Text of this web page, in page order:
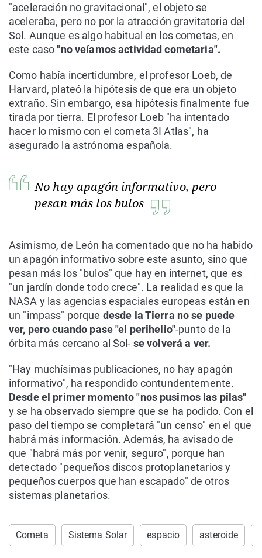
"aceleración no gravitacional", el objeto se
aceleraba, pero no por la atracción gravitatoria del
Sol. Aunque es algo habitual en los cometas, en
este caso"no veíamos actividad cometaria".
Como había incertidumbre, el profesor Loeb, de
Harvard, plateó la hipótesis de que era un objeto
extraño. Sin embargo, esa hipótesis finalmente fue
tirada por tierra. El profesor Loeb "ha intentado
hacer lo mismo con el cometa 3I Atlas", ha
asegurado la astrónoma española.
No hay apagón informativo, pero
pesan más los bulos
Asimismo, de León ha comentado que no ha habido
un apagón informativo sobre este asunto, sino que
pesan más los "bulos" que hay en internet, que es
"un jardín donde todo crece". La realidad es que la
NASA y las agencias espaciales europeas están en
un "impass" porque desde la Tierra no se puede
ver, pero cuando pase "el perihelio"-punto de la
órbita más cercano al Sol- se volverá a ver.
"Hay muchísimas publicaciones, no hay apagón
informativo", ha respondido contundentemente.
Desde el primer momento "nos pusimos las pilas"
y se ha observado siempre que se ha podido. Con el
paso del tiempo se completará "un censo" en el que
habrá más información. Además, ha avisado de
que "habrá más por venir, seguro", porque han
detectado "pequeños discos protoplanetarios y
pequeños cuerpos que han escapado" de otros
sistemas planetarios.
Cometa Sistema Solar espacio asteroide